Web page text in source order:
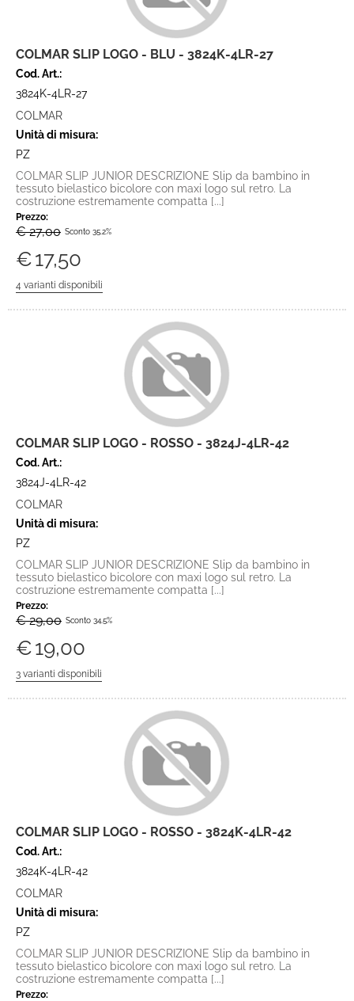
COLMAR SLIP LOGO - BLU - 3824K-4LR-27
Cod. Art.:
3824K-4LR-27
COLMAR
Unità di misura:
PZ
COLMAR SLIP JUNIOR DESCRIZIONE Slip da bambino in
tessuto bielastico bicolore con maxi logo sul retro. La
costruzione estremamente compatta [...]
Prezzo:
€ 27,00 Sconto 35.2%
€17,50
COLMAR SLIP LOGO - ROSSO - 3824J-4LR-42
Cod. Art.:
3824J-4LR-42
COLMAR
Unità di misura:
PZ
COLMAR SLIP JUNIOR DESCRIZIONE Slip da bambino in
tessuto bielastico bicolore con maxi logo sul retro. La
costruzione estremamente compatta [...]
Prezzo:
€ 29,00 Sconto 34.5%
€19,00
COLMAR SLIP LOGO - ROSSO - 3824K-4LR-42
Cod. Art.:
3824K-4LR-42
COLMAR
Unità di misura:
PZ
COLMAR SLIP JUNIOR DESCRIZIONE Slip da bambino in
tessuto bielastico bicolore con maxi logo sul retro. La
costruzione estremamente compatta [...]
Prezzo: